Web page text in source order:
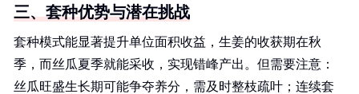
三、套种优势与潜在挑战
套种模式能显著提升单位面积收益，生姜的收获期在秋
季，而丝瓜夏季就能采收，实现错峰产出。但需要注意：
丝瓜旺盛生长期可能争夺养分，需及时整枝疏叶；连续套